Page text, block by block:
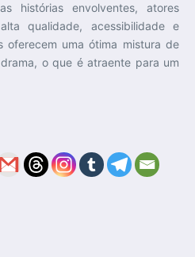
histórias envolventes, atores
qualidade, acessibilidade e
oferecem uma ótima mistura de
o que é atraente para um